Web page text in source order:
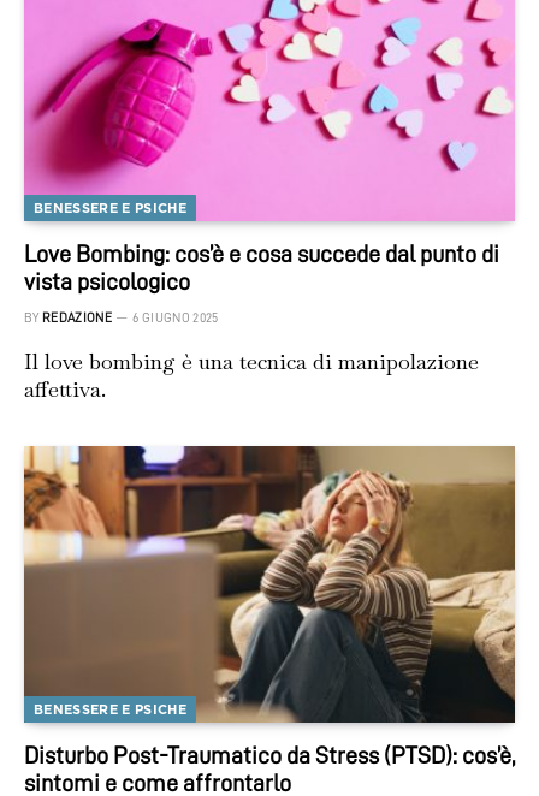
BENESSERE E PSICHE
Love Bombing: cos’è e cosa succede dal punto di
vista psicologico
BY REDAZIONE 6 GIUGNO 2025
Il love bombing è una tecnica di manipolazione
affettiva.
BENESSERE E PSICHE
Disturbo Post-Traumatico da Stress (PTSD): cos’è,
sintomi e come affrontarlo